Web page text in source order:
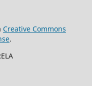
Creative Commons
.